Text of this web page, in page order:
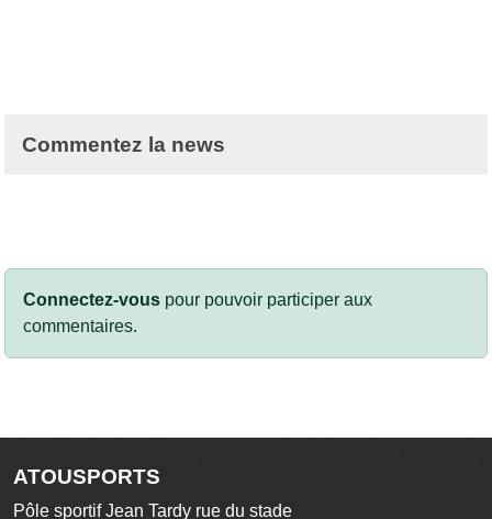
Commentez la news
Connectez-vous pour pouvoir participer aux
commentaires.
ATOUSPORTS
Pôle sportif Jean Tardy rue du stade